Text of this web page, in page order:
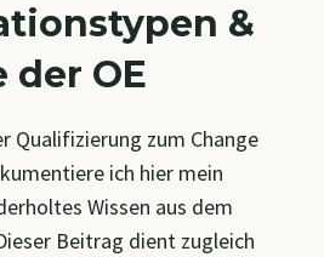
&
der OE
Qualifizierung zum Change
ich hier mein
Wissen aus dem
Beitrag dient zugleich